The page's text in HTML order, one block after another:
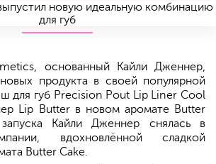
основанный Кайли Дженнер,
продукта в своей популярной
для губ Precision Pout Lip Liner Cool
Lip Butter в новом аромате Butter
Кайли Дженнер снялась в
вдохновлённой сладкой
Butter Cake.